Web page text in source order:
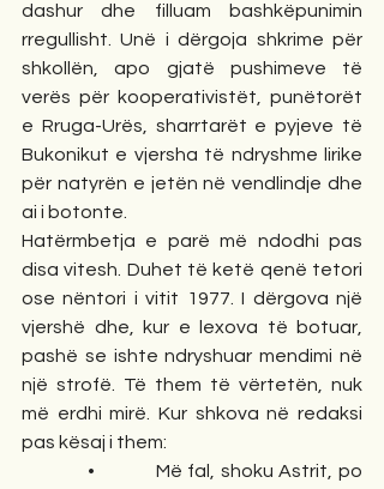
dashur dhe filluam bashkëpunimin
rregullisht. Unë i dërgoja shkrime për
shkollën, apo gjatë pushimeve të
verës për kooperativistët, punëtorët
e Rruga-Urës, sharrtarët e pyjeve të
Bukonikut e vjersha të ndryshme lirike
për natyrën e jetën në vendlindje dhe
ai i botonte.
Hatërmbetja e parë më ndodhi pas
disa vitesh. Duhet të ketë qenë tetori
ose nëntori i vitit 1977. I dërgova një
vjershë dhe, kur e lexova të botuar,
pashë se ishte ndryshuar mendimi në
një strofë. Të them të vërtetën, nuk
më erdhi mirë. Kur shkova në redaksi
pas kësaj i them:
•           Më fal, shoku Astrit, po